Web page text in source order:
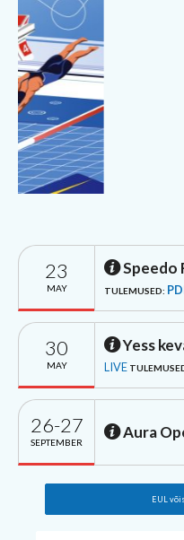
23
MAY
Speedo
TULEMUSED:
30
MAY
Yess
LIVE
26-27
SEPTEMBER
Aura
EUL